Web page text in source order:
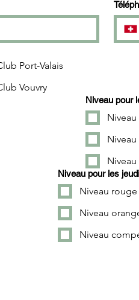
Port-Valais
Vouvry
Niveau pour
Niveau
Niveau
Niveau pour les
Niveau rouge
Niveau
Niveau